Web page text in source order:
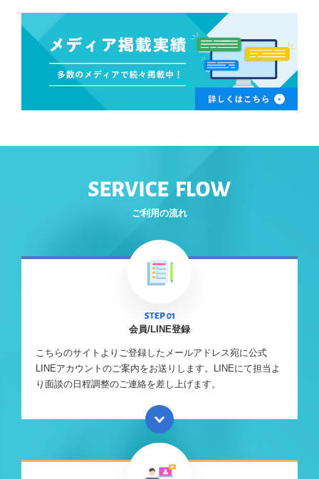
ご利用の流れ
会員/LINE登録
こちらのサイトよりご登録したメールアドレス宛に公式
LINEアカウントのご案内をお送りします。LINEにて担当よ
り面談の日程調整のご連絡を差し上げます。